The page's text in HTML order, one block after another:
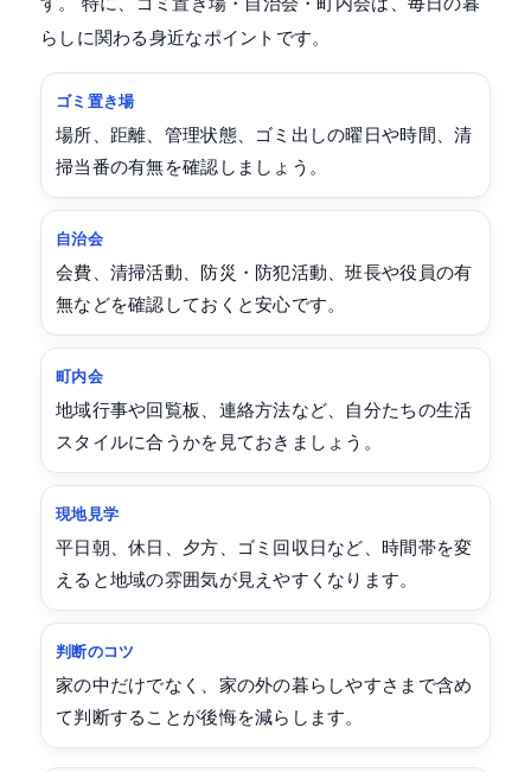
らしに関わる身近なポイントです。
ゴミ置き場
場所、距離、管理状態、ゴミ出しの曜日や時間、清
掃当番の有無を確認しましょう。
自治会
会費、清掃活動、防災・防犯活動、班長や役員の有
無などを確認しておくと安心です。
町内会
地域行事や回覧板、連絡方法など、自分たちの生活
スタイルに合うかを見ておきましょう。
現地見学
平日朝、休日、夕方、ゴミ回収日など、時間帯を変
えると地域の雰囲気が見えやすくなります。
判断のコツ
家の中だけでなく、家の外の暮らしやすさまで含め
て判断することが後悔を減らします。